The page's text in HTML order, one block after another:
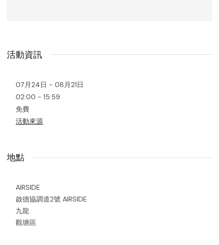
活動資訊
07月24日 - 08月21日
02:00 - 15:59
免費
活動來源
地點
AIRSIDE
啟德協調道2號 AIRSIDE
九龍
觀塘區